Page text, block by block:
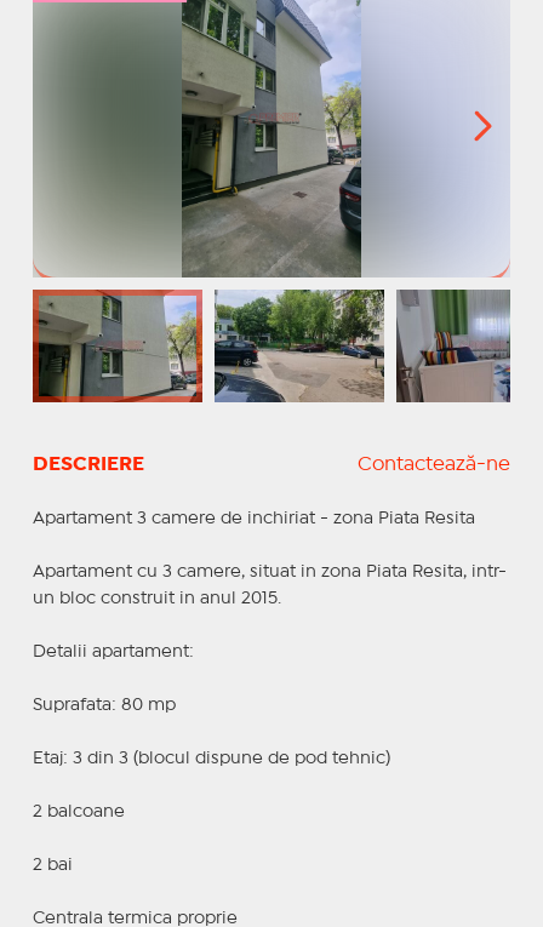
DESCRIERE Contactează-ne
Apartament 3 camere de inchiriat - zona Piata Resita
Apartament cu 3 camere, situat in zona Piata Resita, intr-
un bloc construit in anul 2015.
Detalii apartament:
Suprafata: 80 mp
Etaj: 3 din 3 (blocul dispune de pod tehnic)
2 balcoane
2 bai
Centrala termica proprie